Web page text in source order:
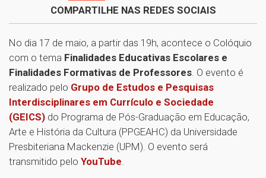
COMPARTILHE NAS REDES SOCIAIS
No dia 17 de maio, a partir das 19h, acontece o Colóquio
com o tema Finalidades Educativas Escolares e
Finalidades Formativas de Professores . O evento é
realizado pelo Grupo de Estudos e Pesquisas
Interdisciplinares em Currículo e Sociedade
(GEICS) do Programa de Pós-Graduação em Educação,
Arte e História da Cultura (PPGEAHC) da Universidade
Presbiteriana Mackenzie (UPM). O evento será
transmitido pelo YouTube